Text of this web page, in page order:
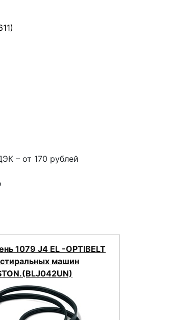
– от 170 рублей
1079 J4 EL -OPTIBELT
машин